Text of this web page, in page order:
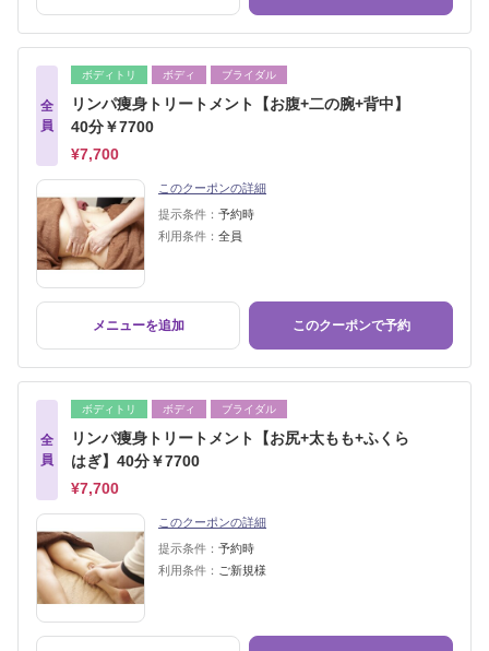
全
員
ボディトリ ボディ ブライダル
リンパ痩身トリートメント【お腹+二の腕+背中】
40分￥7700
¥7,700
このクーポンの詳細
提示条件： 予約時
利用条件： 全員
メニューを追加 このクーポンで予約
全
員
ボディトリ ボディ ブライダル
リンパ痩身トリートメント【お尻+太もも+ふくら
はぎ】40分￥7700
¥7,700
このクーポンの詳細
提示条件： 予約時
利用条件： ご新規様